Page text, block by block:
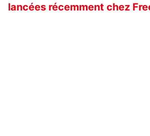
lancées récemment chez